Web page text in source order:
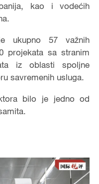
kao i vodećih
ukupno 57 važnih
projekata sa stranim
iz oblasti spoljne
savremenih usluga.
bilo je jedno od